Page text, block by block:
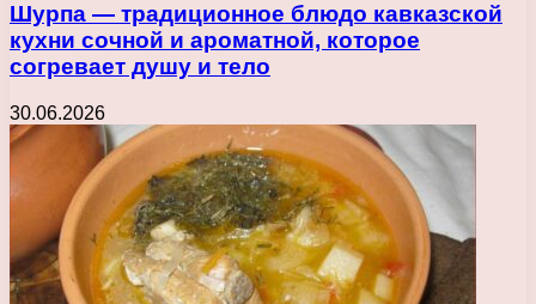
Шурпа — традиционное блюдо кавказской
кухни сочной и ароматной, которое
согревает душу и тело
30.06.2026